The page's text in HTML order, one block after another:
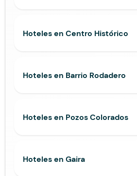
Hoteles en Centro Histórico
Hoteles en Barrio Rodadero
Hoteles en Pozos Colorados
Hoteles en Gaira